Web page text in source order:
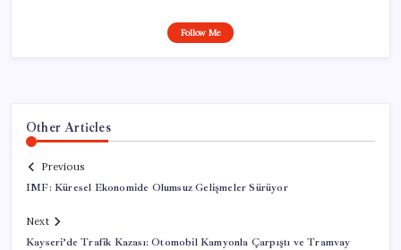
Follow Me
Other Articles
Previous
IMF: Küresel Ekonomide Olumsuz Gelişmeler Sürüyor
Next
Kayseri’de Trafik Kazası: Otomobil Kamyonla Çarpıştı ve Tramvay